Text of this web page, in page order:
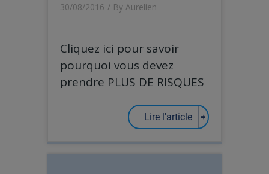
30/08/2016 / By Aurelien
Cliquez ici pour savoir
pourquoi vous devez
prendre PLUS DE RISQUES
Lire l'article